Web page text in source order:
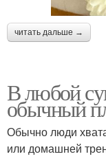
читать дальше →
В любой
обычный
Обычно люди
или домашней